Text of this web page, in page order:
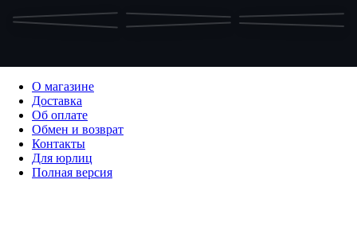
О магазине
Доставка
Об оплате
Обмен и возврат
Контакты
Для юрлиц
Полная версия